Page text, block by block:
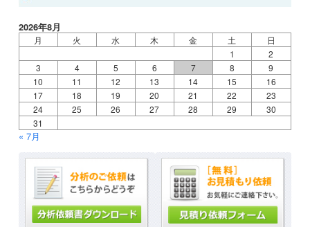
2026年8月
月 火 水 木 金 土
日
1
2
3
4 5 6 7 8
9
10
11 12 13 14 15
16
17
18 19 20 21 22
23
24
25 26 27 28 29
30
31
« 7月